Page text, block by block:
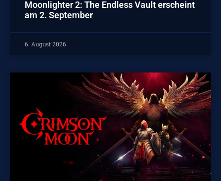
Moonlighter 2: The Endless Vault erscheint
am 2. September
6. August 2026